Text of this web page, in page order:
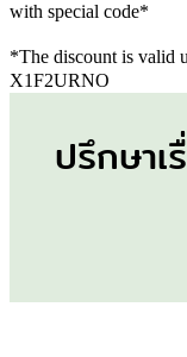
with special code*
*The discount is valid
X1F2URNO
ปรึกษา